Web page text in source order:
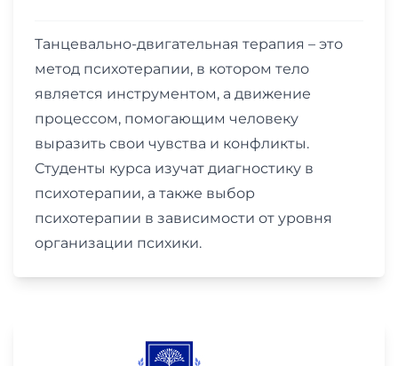
Танцевально-двигательная терапия – это
метод психотерапии, в котором тело
является инструментом, а движение
процессом, помогающим человеку
выразить свои чувства и конфликты.
Студенты курса изучат диагностику в
психотерапии, а также выбор
психотерапии в зависимости от уровня
организации психики.